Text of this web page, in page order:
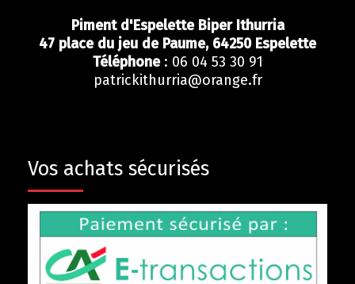
Piment d'Espelette Biper Ithurria
47 place du jeu de Paume, 64250 Espelette
Téléphone: 06 04 53 30 91
patrickithurria@orange.fr
Vos achats sécurisés